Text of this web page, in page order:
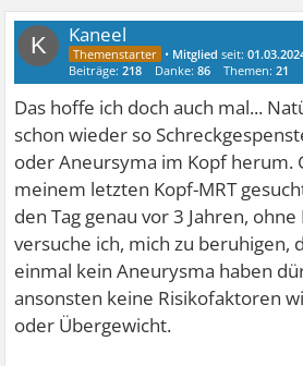
K Kaneel
• Mitglied seit:
Beiträge:218 Danke:86 Themen:21
Das hoffe ich doch auch mal...
schon wieder so
oder Aneursyma im Kopf herum.
meinem letzten Kopf-MRT
den Tag genau vor 3 Jahren,
versuche ich, mich zu beruhigen,
einmal kein Aneurysma haben
ansonsten keine Risikofaktoren
oder Übergewicht.